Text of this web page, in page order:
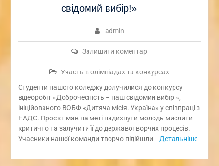
свідомий вибір!»
admin
Залишити коментар
Участь в олімпіадах та конкурсах
Студенти нашого коледжу долучилися до конкурсу
відеоробіт «Доброчесність – наш свідомий вибір!»,
ініційованого ВОБФ «Дитяча місія. Україна» у співпраці з
НАДС. Проєкт мав на меті надихнути молодь мислити
критично та залучити її до державотворчих процесів.
Учасники нашої команди творчо підійшли
Детальніше